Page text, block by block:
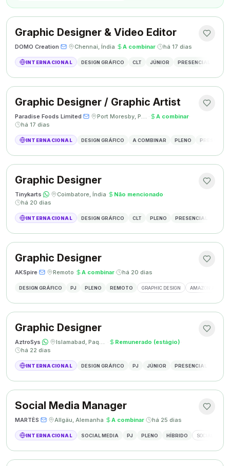
Graphic Designer & Video Editor
DOMO Creation· · Chennai, Índia· A combinar· há 17 dias
INTERNACIONAL DESIGN GRÁFICO CLT JÚNIOR PRESENCIAL
Graphic Designer / Graphic Artist
Paradise Foods Limited· · Port Moresby, Papua Nova Guiné · A combinar·
há 17 dias
INTERNACIONAL DESIGN GRÁFICO A COMBINAR PLENO
Graphic Designer
Tinykarts· · Coimbatore, Índia· Não mencionado·
há 20 dias
INTERNACIONAL DESIGN GRÁFICO CLT PLENO PRESENCIAL
Graphic Designer
AKSpire· · Remoto· A combinar· há 20 dias
DESIGN GRÁFICO PJ PLENO REMOTO GRAPHIC DESIGN AMAZON A+
Graphic Designer
AztroSys· · Islamabad, Paquistão · Remunerado (estágio)·
há 22 dias
INTERNACIONAL DESIGN GRÁFICO PJ JÚNIOR PRESENCIAL
Social Media Manager
MARTÈS· · Allgäu, Alemanha· A combinar· há 25 dias
INTERNACIONAL SOCIAL MEDIA PJ PLENO HÍBRIDO SOCIAL MEDIA